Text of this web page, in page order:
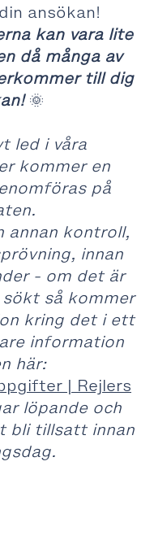
ansökan!
kan vara lite
då många av
till dig
🌞
led i våra
kommer en
på
annan kontroll,
innan
- om det är
så kommer
kring det i ett
information
här:
| Rejlers
löpande och
bli tillsatt innan